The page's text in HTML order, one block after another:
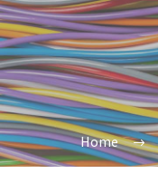
Home